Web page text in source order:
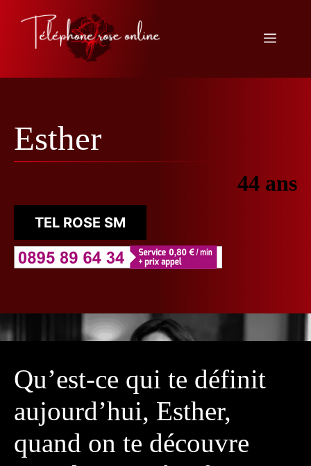
contenu
Menu
Esther
44 ans
TEL ROSE SM
Qu’est-ce qui te définit
aujourd’hui, Esther,
quand on te découvre